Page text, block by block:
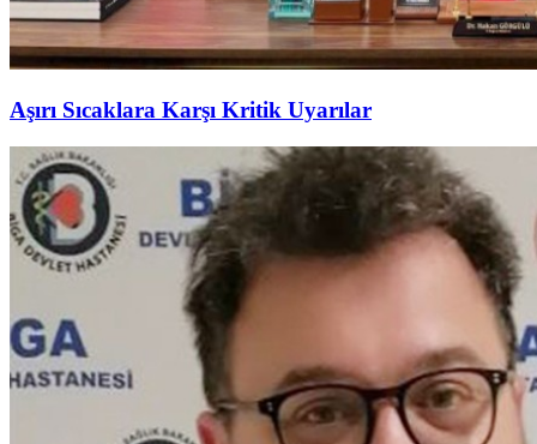
Aşırı Sıcaklara Karşı Kritik Uyarılar